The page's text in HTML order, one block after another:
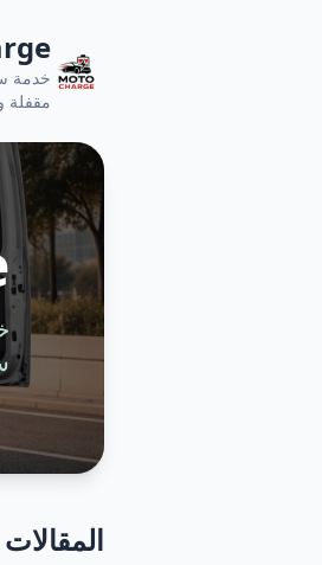
مقفلة